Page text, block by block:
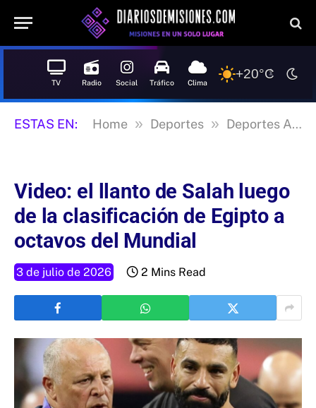
TV Radio Social Tráfico Clima
+20°C
ESTAS EN: Home » Deportes » Deportes Argentina
Video: el llanto de Salah luego
de la clasificación de Egipto a
octavos del Mundial
3 de julio de 2026 2 Mins Read